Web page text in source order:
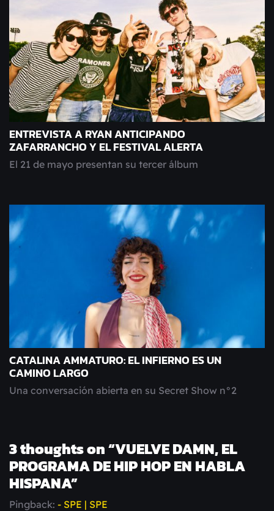
ENTREVISTA A RYAN ANTICIPANDO
ZAFARRANCHO Y EL FESTIVAL ALERTA
El 21 de mayo presentan su tercer álbum
CATALINA AMMATURO: EL INFIERNO ES UN
CAMINO LARGO
Una conversación abierta en su Secret Show n°2
3 thoughts on “VUELVE DAMN, EL
PROGRAMA DE HIP HOP EN HABLA
HISPANA”
Pingback: - SPE | SPE